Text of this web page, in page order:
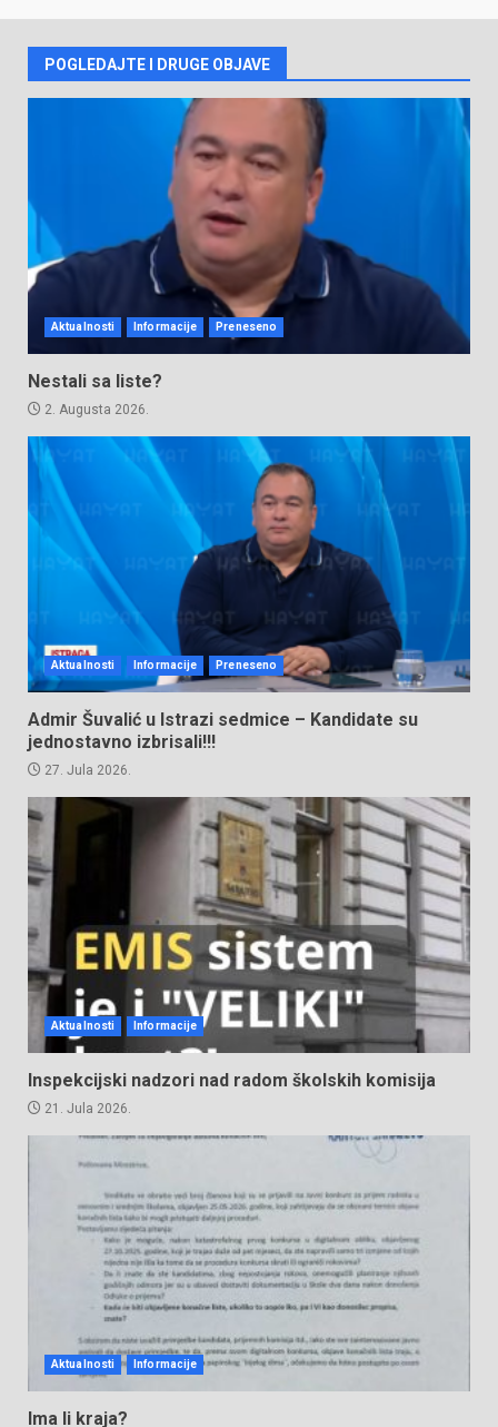
POGLEDAJTE I DRUGE OBJAVE
Aktualnosti Informacije Preneseno
Nestali sa liste?
2. Augusta 2026.
Aktualnosti Informacije Preneseno
Admir Šuvalić u Istrazi sedmice – Kandidate su
jednostavno izbrisali!!!
27. Jula 2026.
Aktualnosti Informacije
Inspekcijski nadzori nad radom školskih komisija
21. Jula 2026.
Aktualnosti Informacije
Ima li kraja?